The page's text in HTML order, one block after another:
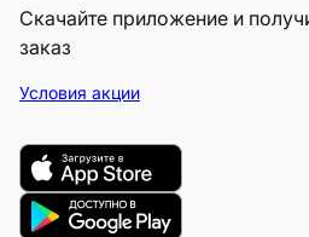
Скачайте приложение и
заказ
Условия акции